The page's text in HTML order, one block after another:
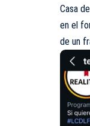
Casa
en el
de un